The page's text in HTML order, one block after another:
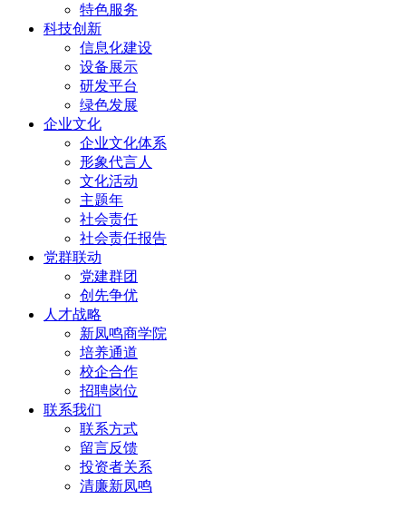
特色服务
科技创新
信息化建设
设备展示
研发平台
绿色发展
企业文化
企业文化体系
形象代言人
文化活动
主题年
社会责任
社会责任报告
党群联动
党建群团
创先争优
人才战略
新凤鸣商学院
培养通道
校企合作
招聘岗位
联系我们
联系方式
留言反馈
投资者关系
清廉新凤鸣